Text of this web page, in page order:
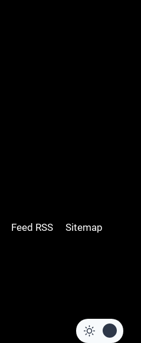
Feed RSS Sitemap